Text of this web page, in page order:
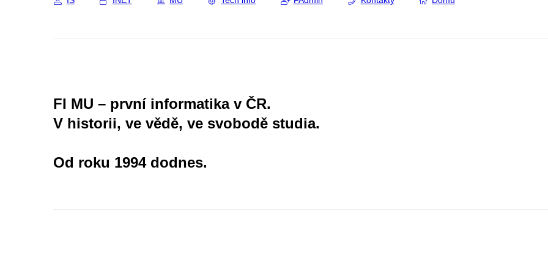
FI MU – první informatika v ČR.
V historii, ve vědě, ve svobodě studia.
Od roku 1994 dodnes.